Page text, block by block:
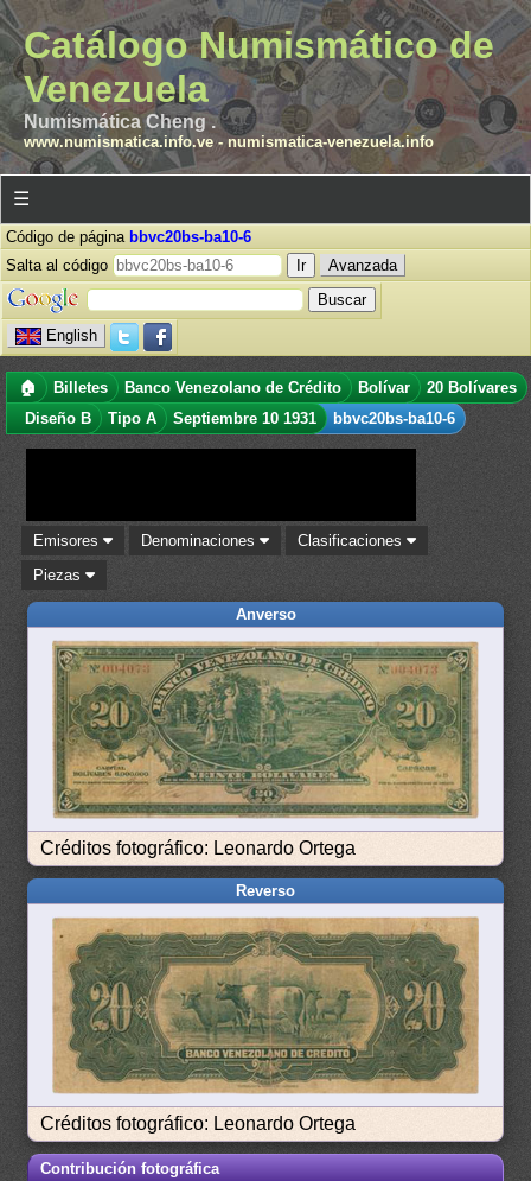
Catálogo Numismático de
Venezuela
Numismática Cheng .
www.numismatica.info.ve- numismatica-venezuela.info
☰
Código de página bbvc20bs-ba10-6
Salta al código
Avanzada
English
🏠 Billetes Banco Venezolano de Crédito Bolívar
20 Bolívares
Diseño B
Tipo A Septiembre 10 1931 bbvc20bs-ba10-6
Emisores Denominaciones
Clasificaciones
Piezas
Anverso
Créditos fotográfico: Leonardo Ortega
Reverso
Créditos fotográfico: Leonardo Ortega
Contribución fotográfica